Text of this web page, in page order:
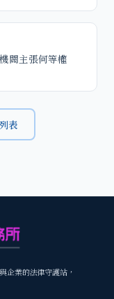
關主張何等權
表
企業的法律守護站，